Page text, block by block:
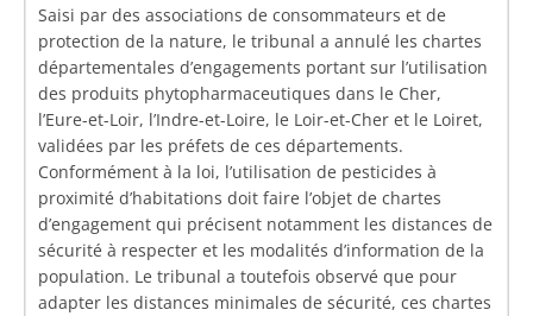
Saisi par des associations de consommateurs et de
protection de la nature, le tribunal a annulé les chartes
départementales d’engagements portant sur l’utilisation
des produits phytopharmaceutiques dans le Cher,
l’Eure-et-Loir, l’Indre-et-Loire, le Loir-et-Cher et le Loiret,
validées par les préfets de ces départements.
Conformément à la loi, l’utilisation de pesticides à
proximité d’habitations doit faire l’objet de chartes
d’engagement qui précisent notamment les distances de
sécurité à respecter et les modalités d’information de la
population. Le tribunal a toutefois observé que pour
adapter les distances minimales de sécurité, ces chartes